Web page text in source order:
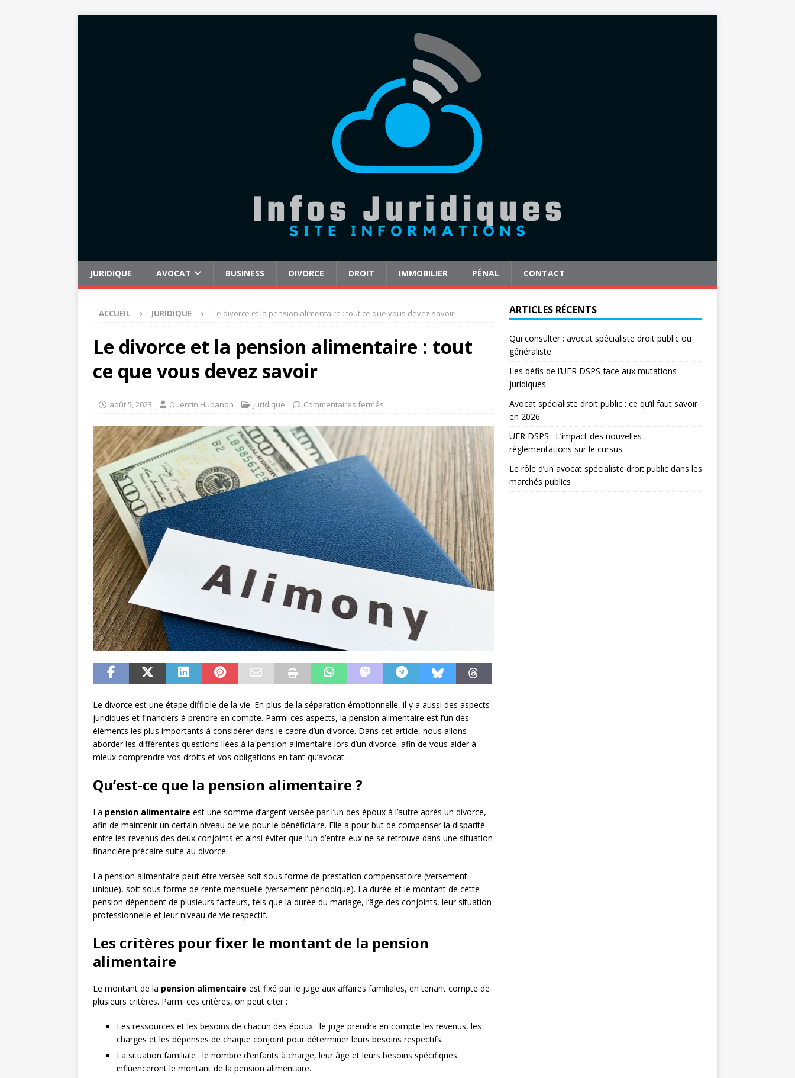
JURIDIQUE AVOCAT BUSINESS DIVORCE DROIT IMMOBILIER PÉNAL CONTACT
ACCUEIL JURIDIQUE Le divorce et la pension alimentaire : tout ce que vous devez savoir
Le divorce et la pension alimentaire : tout
ce que vous devez savoir
août 5, 2023 Quentin Hubanon Juridique Commentaires fermés
Le divorce est une étape difficile de la vie. En plus de la séparation émotionnelle, il y a aussi des aspects
juridiques et financiers à prendre en compte. Parmi ces aspects, la pension alimentaire est l’un des
éléments les plus importants à considérer dans le cadre d’un divorce. Dans cet article, nous allons
aborder les différentes questions liées à la pension alimentaire lors d’un divorce, afin de vous aider à
mieux comprendre vos droits et vos obligations en tant qu’avocat.
Qu’est-ce que la pension alimentaire ?
La pension alimentaire est une somme d’argent versée par l’un des époux à l’autre après un divorce,
afin de maintenir un certain niveau de vie pour le bénéficiaire. Elle a pour but de compenser la disparité
entre les revenus des deux conjoints et ainsi éviter que l’un d’entre eux ne se retrouve dans une situation
financière précaire suite au divorce.
La pension alimentaire peut être versée soit sous forme de prestation compensatoire (versement
unique), soit sous forme de rente mensuelle (versement périodique). La durée et le montant de cette
pension dépendent de plusieurs facteurs, tels que la durée du mariage, l’âge des conjoints, leur situation
professionnelle et leur niveau de vie respectif.
Les critères pour fixer le montant de la pension
alimentaire
Le montant de la pension alimentaire est fixé par le juge aux affaires familiales, en tenant compte de
plusieurs critères. Parmi ces critères, on peut citer :
Les ressources et les besoins de chacun des époux : le juge prendra en compte les revenus, les
charges et les dépenses de chaque conjoint pour déterminer leurs besoins respectifs.
La situation familiale : le nombre d’enfants à charge, leur âge et leurs besoins spécifiques
influenceront le montant de la pension alimentaire.
ARTICLES RÉCENTS
Qui consulter : avocat spécialiste droit public ou
généraliste
Les défis de l’UFR DSPS face aux mutations
juridiques
Avocat spécialiste droit public : ce qu’il faut savoir
en 2026
UFR DSPS : L’impact des nouvelles
réglementations sur le cursus
Le rôle d’un avocat spécialiste droit public dans les
marchés publics